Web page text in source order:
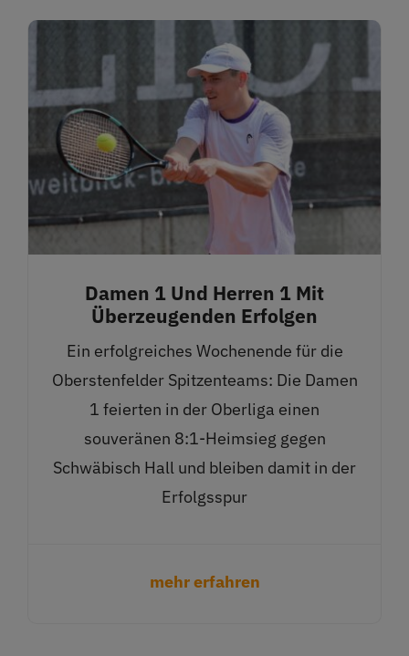
Damen 1 Und Herren 1 Mit
Überzeugenden Erfolgen
Ein erfolgreiches Wochenende für die
Oberstenfelder Spitzenteams: Die Damen
1 feierten in der Oberliga einen
souveränen 8:1-Heimsieg gegen
Schwäbisch Hall und bleiben damit in der
Erfolgsspur
mehr erfahren